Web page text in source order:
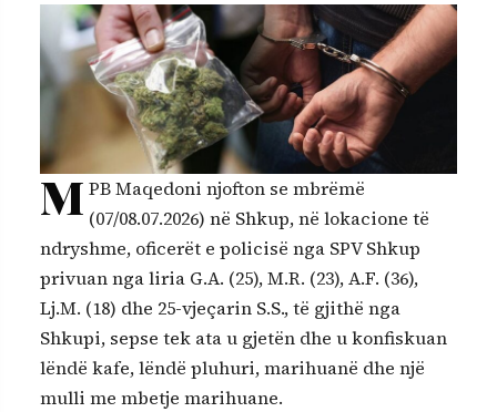
M PB Maqedoni njofton se mbrëmë
(07/08.07.2026) në Shkup, në lokacione të
ndryshme, oficerët e policisë nga SPV Shkup
privuan nga liria G.A. (25), M.R. (23), A.F. (36),
Lj.M. (18) dhe 25-vjeçarin S.S., të gjithë nga
Shkupi, sepse tek ata u gjetën dhe u konfiskuan
lëndë kafe, lëndë pluhuri, marihuanë dhe një
mulli me mbetje marihuane.